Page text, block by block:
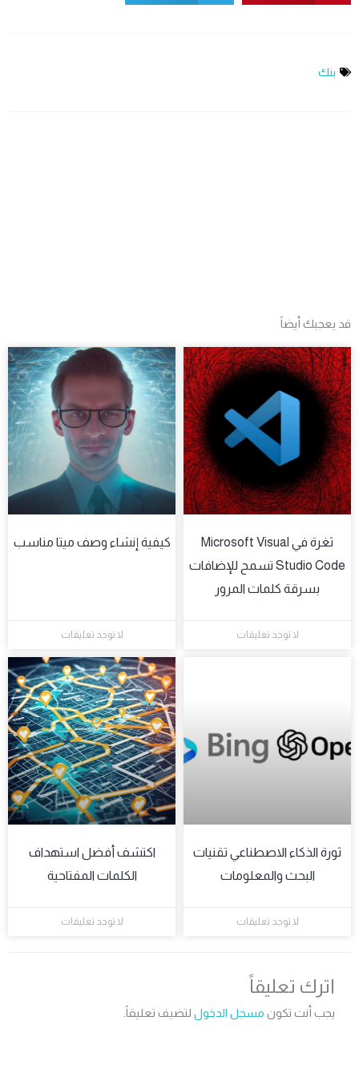
بنك
أيضاً
ثغرة في Microsoft Visual
Studio Code تسمح للإضافات
بسرقة كلمات المرور
لا توجد تعليقات
كيفية إنشاء وصف ميتا مناسب
لا توجد تعليقات
الذكاء الاصطناعي تقنيات
البحث والمعلومات
لا توجد تعليقات
اكتشف أفضل استهداف
الكلمات المفتاحية
لا توجد تعليقات
اترك تعليقاً
يجب أنت تكونمسجل الدخوللتضيف تعليقاً.